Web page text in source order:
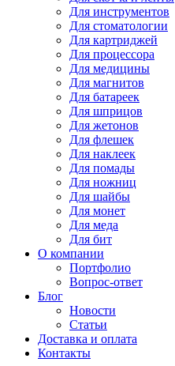
Для инструментов
Для стоматологии
Для картриджей
Для процессора
Для медицины
Для магнитов
Для батареек
Для шприцов
Для жетонов
Для флешек
Для наклеек
Для помады
Для ножниц
Для шайбы
Для монет
Для меда
Для бит
О компании
Портфолио
Вопрос-ответ
Блог
Новости
Статьи
Доставка и оплата
Контакты